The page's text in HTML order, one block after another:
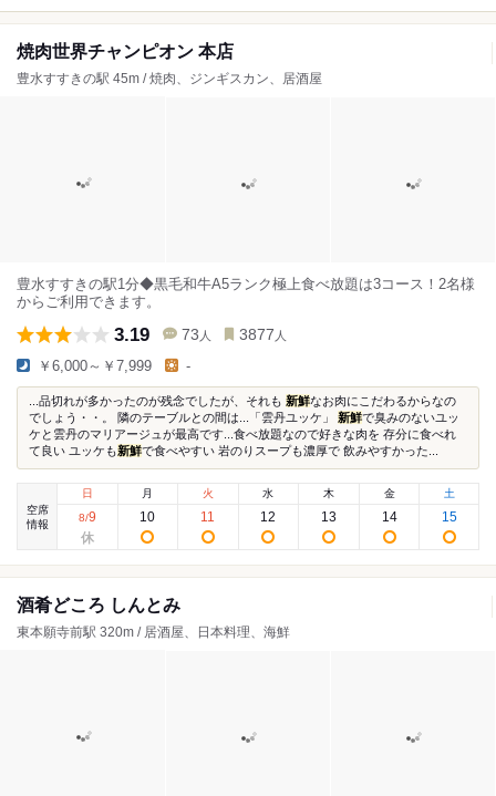
焼肉世界チャンピオン 本店
豊水すすきの駅 45m / 焼肉、ジンギスカン、居酒屋
豊水すすきの駅1分◆黒毛和牛A5ランク極上食べ放題は3コース！2名様
からご利用できます。
3.19 73 人 3877 人
￥6,000～￥7,999 -
...品切れが多かったのが残念でしたが、それも 新鮮なお肉にこだわるからなの
でしょう・・。 隣のテーブルとの間は...「雲丹ユッケ」 新鮮で臭みのないユッ
ケと雲丹のマリアージュが最高です...食べ放題なので好きな肉を 存分に食べれ
て良い ユッケも新鮮で食べやすい 岩のりスープも濃厚で 飲みやすかった...
空席
情報
日
8/9
月
10
火
11
水
12
木
13
金
14
土
15
酒肴どころ しんとみ
東本願寺前駅 320m / 居酒屋、日本料理、海鮮